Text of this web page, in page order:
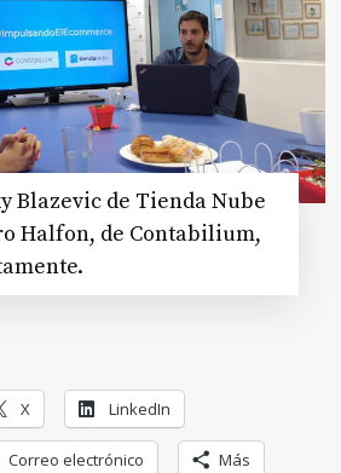
Blazevic de Tienda Nube
Halfon, de Contabilium,
X LinkedIn
Correo electrónico Más